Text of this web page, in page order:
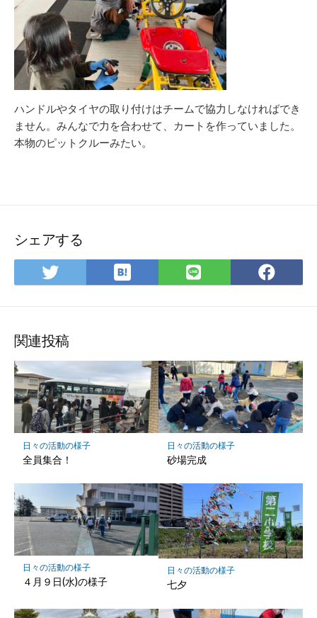
ハンドルやタイヤの取り付けはチームで協力しなければでき
ません。みんなで力を合わせて、カートを作っていました。
本物のピットクルーみたい。
シェアする
Twitter
で
ア
は
て
ク
マ
ー
ク
に
LINE
で
で
関連投稿
日々の活動の様子
全員集合！
日々の活動の様子
砂場完成
日々の活動の様子
４月９日(水)の様子
日々の活動の様子
七夕